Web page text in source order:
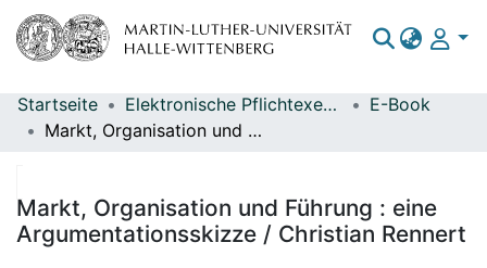
Bereiche & Sammlungen
Statistiken
Startseite Elektronische Pflichtexemplare
E-Book
Markt, Organisation und Führung : eine Argumentationsskizze / Christian Rennert
Markt, Organisation und Führung : eine
Argumentationsskizze / Christian Rennert